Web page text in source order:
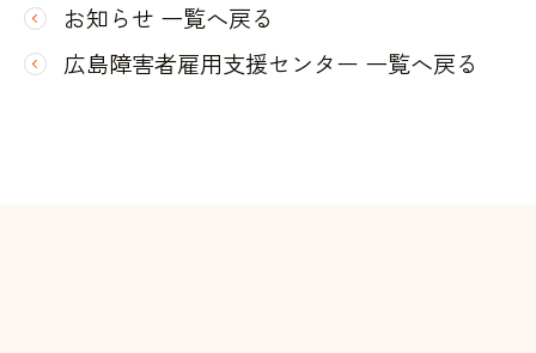
お知らせ 一覧へ戻る
広島障害者雇用支援センター 一覧へ戻る